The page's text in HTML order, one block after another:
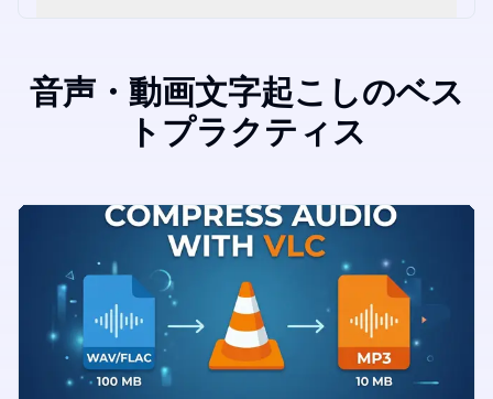
音声・動画文字起こしのベス
トプラクティス